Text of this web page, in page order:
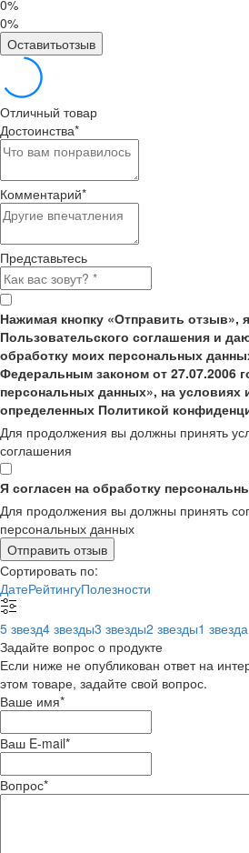
0%
0%
Оставитьотзыв
Отличный товар
Достоинства*
Комментарий*
Представьтесь
Нажимая кнопку «Отправить отзыв»,
Пользовательского соглашения и
обработку моих персональных
Федеральным законом от 27.07.2006
персональных данных», на условиях
определенных Политикой
Для продолжения вы должны принять
соглашения
Я согласен на обработку
Для продолжения вы должны принять
персональных данных
Отправить отзыв
Сортировать по:
ДатеРейтингуПолезности
5 звезд4 звезды3 звезды2 звезды1 звезда
Задайте вопрос о продукте
Если ниже не опубликован ответ на
этом товаре, задайте свой вопрос.
Ваше имя*
Ваш E-mail*
Вопрос*